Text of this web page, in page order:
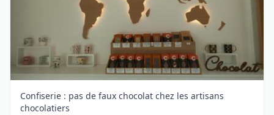
Confiserie : pas de faux chocolat chez les artisans
chocolatiers